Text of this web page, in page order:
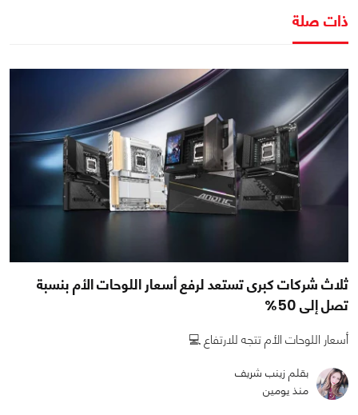
ذات صلة
ثلاث شركات كبرى تستعد لرفع أسعار اللوحات الأم بنسبة
تصل إلى 50%
أسعار اللوحات الأم تتجه للارتفاع 💻
بقلم زينب شريف
منذ يومين